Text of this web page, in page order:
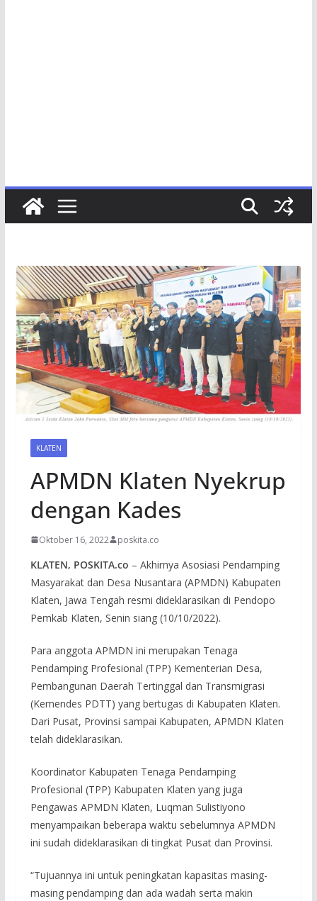
KLATEN
APMDN Klaten Nyekrup
dengan Kades
Oktober 16, 2022 poskita.co
KLATEN, POSKITA.co – Akhirnya Asosiasi Pendamping
Masyarakat dan Desa Nusantara (APMDN) Kabupaten
Klaten, Jawa Tengah resmi dideklarasikan di Pendopo
Pemkab Klaten, Senin siang (10/10/2022).
Para anggota APMDN ini merupakan Tenaga
Pendamping Profesional (TPP) Kementerian Desa,
Pembangunan Daerah Tertinggal dan Transmigrasi
(Kemendes PDTT) yang bertugas di Kabupaten Klaten.
Dari Pusat, Provinsi sampai Kabupaten, APMDN Klaten
telah dideklarasikan.
Koordinator Kabupaten Tenaga Pendamping
Profesional (TPP) Kabupaten Klaten yang juga
Pengawas APMDN Klaten, Luqman Sulistiyono
menyampaikan beberapa waktu sebelumnya APMDN
ini sudah dideklarasikan di tingkat Pusat dan Provinsi.
“Tujuannya ini untuk peningkatan kapasitas masing-
masing pendamping dan ada wadah serta makin